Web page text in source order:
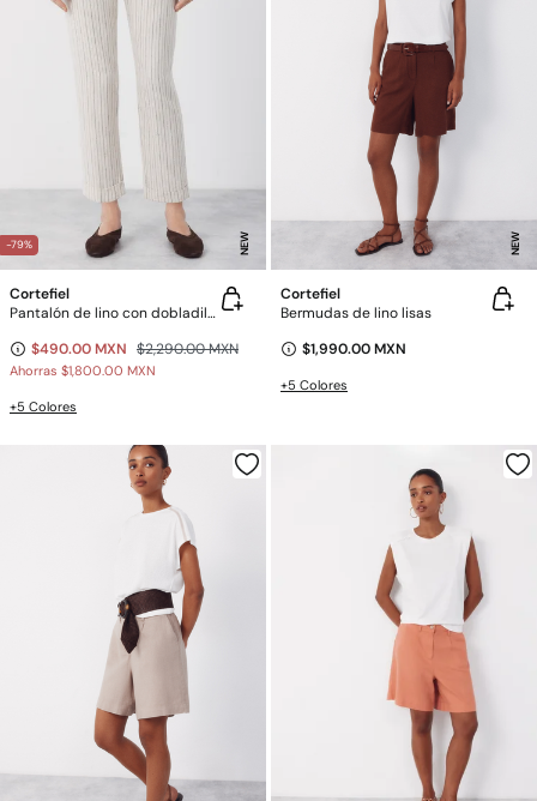
-79% NEW
Cortefiel
Pantalón de lino con dobladillo en el bajo
$490.00 MXN $2,290.00 MXN
Ahorras $1,800.00 MXN
+5 Colores
NEW
Cortefiel
Bermudas de lino lisas
$1,990.00 MXN
+5 Colores